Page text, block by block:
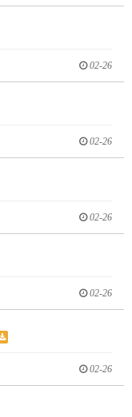
02-26
02-26
02-26
02-26
02-26